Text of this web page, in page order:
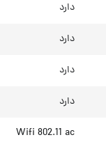
دارد
دارد
دارد
دارد
Wifi 802.11 ac